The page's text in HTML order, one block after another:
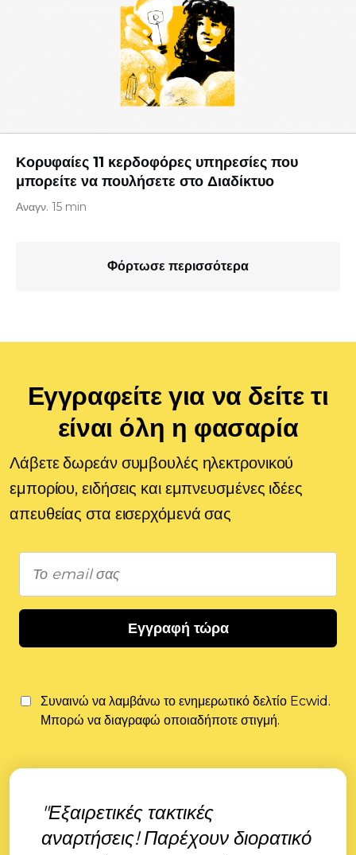
Κορυφαίες 11 κερδοφόρες υπηρεσίες που
μπορείτε να πουλήσετε στο Διαδίκτυο
Αναγν. 15 min
Φόρτωσε περισσότερα
Εγγραφείτε για να δείτε τι
είναι όλη η φασαρία
Λάβετε δωρεάν συμβουλές ηλεκτρονικού
εμπορίου, ειδήσεις και εμπνευσμένες ιδέες
απευθείας στα εισερχόμενά σας
Εγγραφή τώρα
Συναινώ να λαμβάνω το ενημερωτικό δελτίο Ecwid.
Μπορώ να διαγραφώ οποιαδήποτε στιγμή.
"Εξαιρετικές τακτικές
αναρτήσεις! Παρέχουν διορατικό